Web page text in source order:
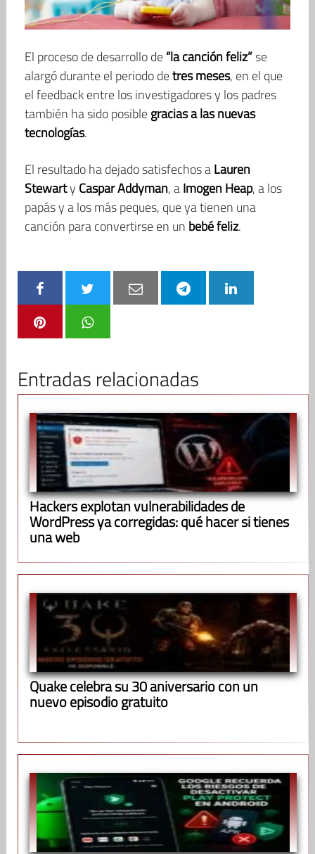
El proceso de desarrollo de“la canción feliz”se
alargó durante el periodo detres meses, en el que
el feedback entre los investigadores y los padres
también ha sido posiblegracias a las nuevas
tecnologías.
El resultado ha dejado satisfechos aLauren
Stewarty Caspar Addyman, aImogen Heap, a los
papás y a los más peques, que ya tienen una
canción para convertirse en un bebé feliz.
Entradas relacionadas
Hackers explotan vulnerabilidades de
WordPress ya corregidas: qué hacer si tienes
una web
Quake celebra su 30 aniversario con un
nuevo episodio gratuito